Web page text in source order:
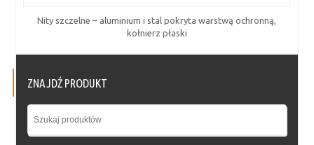
Nity szczelne – aluminium i stal pokryta warstwą ochronną,
kołnierz płaski
ZNAJDŹ PRODUKT